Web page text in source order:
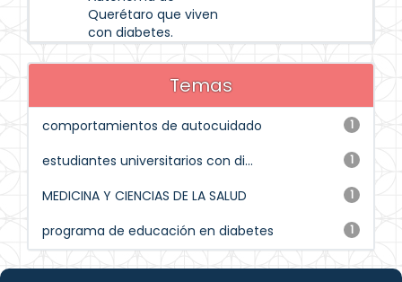
Querétaro que viven
con diabetes.
Temas
1
comportamientos de autocuidado
1
estudiantes universitarios con di...
1
MEDICINA Y CIENCIAS DE LA SALUD
1
programa de educación en diabetes